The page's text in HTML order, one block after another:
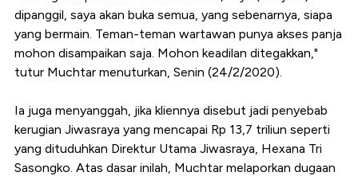
dipanggil, saya akan buka semua, yang sebenarnya, siapa
yang bermain. Teman-teman wartawan punya akses panja
mohon disampaikan saja. Mohon keadilan ditegakkan,"
tutur Muchtar menuturkan, Senin (24/2/2020).
Ia juga menyanggah, jika kliennya disebut jadi penyebab
kerugian Jiwasraya yang mencapai Rp 13,7 triliun seperti
yang dituduhkan Direktur Utama Jiwasraya, Hexana Tri
Sasongko. Atas dasar inilah, Muchtar melaporkan dugaan